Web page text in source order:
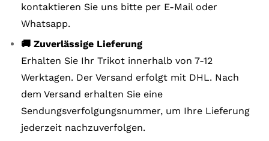
kontaktieren Sie uns bitte per E-Mail oder
Whatsapp.
🚚 Zuverlässige Lieferung
Erhalten Sie Ihr Trikot innerhalb von 7-12
Werktagen. Der Versand erfolgt mit DHL. Nach
dem Versand erhalten Sie eine
Sendungsverfolgungsnummer, um Ihre Lieferung
jederzeit nachzuverfolgen.